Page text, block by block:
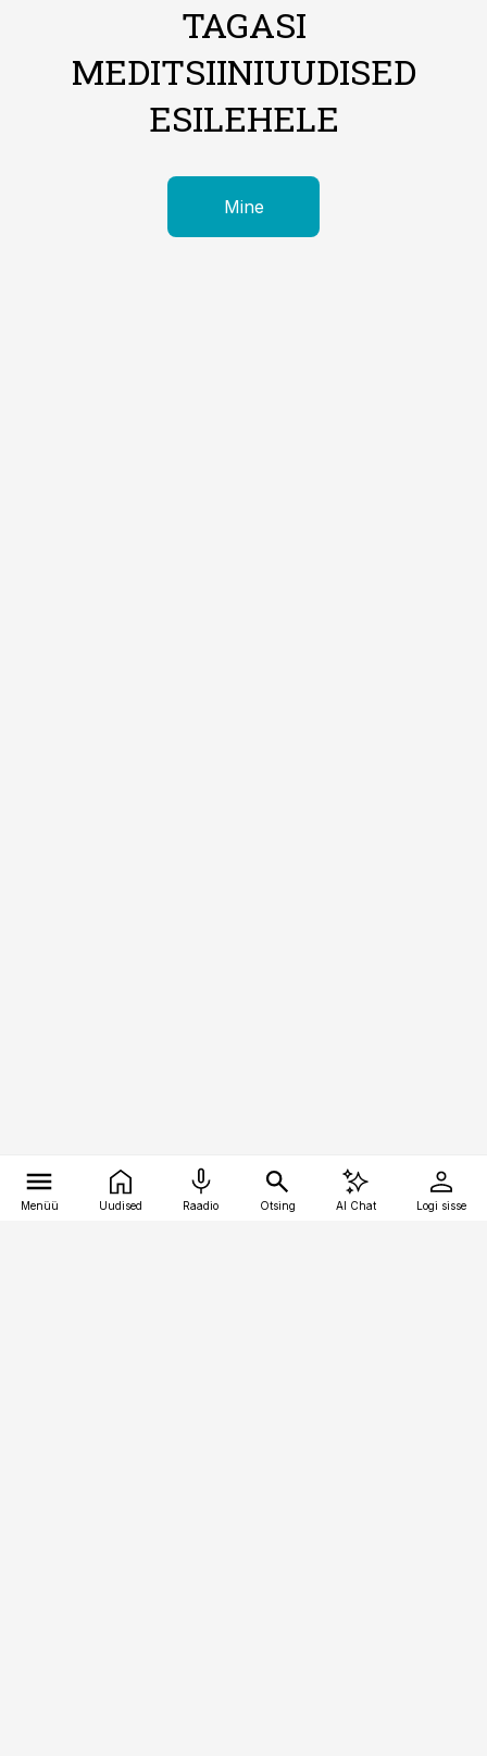
TAGASI
MEDITSIINIUUDISED
ESILEHELE
Mine
Menüü Uudised Raadio Otsing AI Chat Logi sisse